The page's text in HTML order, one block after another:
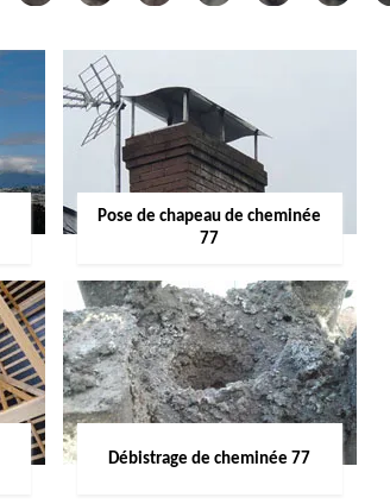
Pose de chapeau de cheminée
77
Débistrage de cheminée 77